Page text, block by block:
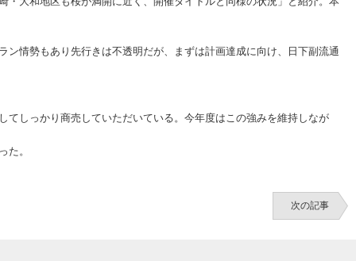
情勢もあり先行きは不透明だが、まずは計画達成に向け、日下副流通
しっかり商売していただいている。今年度はこの強みを維持しなが
た。
次の記事